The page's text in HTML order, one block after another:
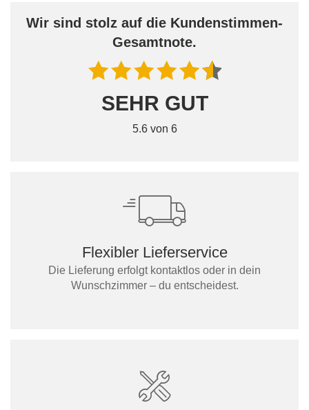
Wir sind stolz auf die Kundenstimmen-
Gesamtnote.
SEHR GUT
5.6 von 6
Flexibler Lieferservice
Die Lieferung erfolgt kontaktlos oder in dein
Wunschzimmer – du entscheidest.